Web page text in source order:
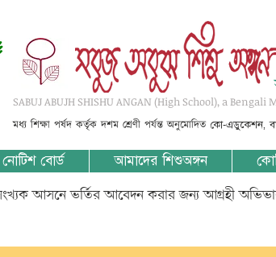
SABUJ ABUJH SHISHU ANGAN (High School), a
মধ্য শিক্ষা পর্ষদ কর্তৃক দশম শ্রেণী পর্যন্ত অনুমোদিত কো-এডুকেশন,
নোটিশ বোর্ড আমাদের শিশুঅঙ্গন
আসনে ভর্তির আবেদন করার জন্য আগ্রহী